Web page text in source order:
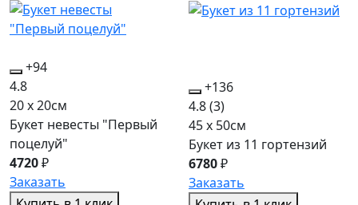
+94
4.8
20 x 20см
Букет невесты "Первый
поцелуй"
4720₽
Заказать
+136
4.8(3)
45 x 50см
Букет из 11 гортензий
6780₽
Заказать